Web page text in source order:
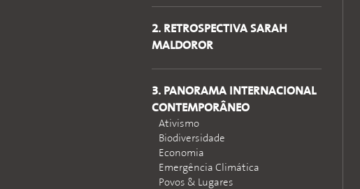
2. RETROSPECTIVA SARAH
MALDOROR
3. PANORAMA INTERNACIONAL
CONTEMPORÂNEO
Ativismo
Biodiversidade
Economia
Emergência Climática
Povos & Lugares